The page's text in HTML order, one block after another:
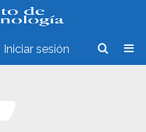
Iniciar sesión